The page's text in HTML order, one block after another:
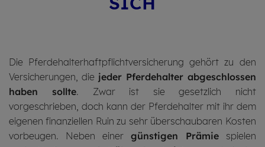
Die Pferdehalterhaftpflichtversicherung gehört zu den
Versicherungen, die jeder Pferdehalter abgeschlossen
haben sollte. Zwar ist sie gesetzlich nicht
vorgeschrieben, doch kann der Pferde­halter mit ihr dem
eigenen finanziellen Ruin zu sehr überschaubaren Kosten
vorbeugen. Neben einer günstigen Prämiespielen